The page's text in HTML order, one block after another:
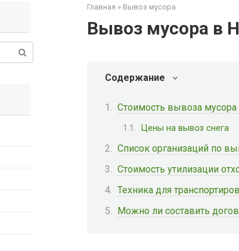
Главная » Вывоз мусора
Вывоз мусора в
Содержание
Стоимость вывоза
Цены на вывоз снега
Список организаций по
Стоимость утилизации
Техника для
Можно ли составить